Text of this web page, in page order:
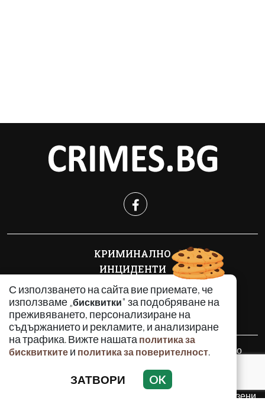
С използването на сайта вие приемате, че
използваме „бисквитки" за подобряване на
преживяването, персонализиране на
съдържанието и рекламите, и анализиране
на трафика. Вижте нашата политика за
бисквитките и политика за поверителност.
ЗАТВОРИ OK
КРИМИНАЛНО
ИНЦИДЕНТИ
АНАЛИЗИ
ПО СВЕТА
ВОДЕЩИ ТЕМИ
Използването и публикуването на част или цялото
група Асмара ЕООД е забранено.
© 2010 - 2026 | Crimes.BG. Всички права запазени.